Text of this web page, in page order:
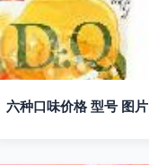
六种口味价格 型号 图片